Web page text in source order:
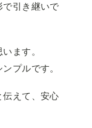
引き継いで
ます。
プルです。
えて、安心